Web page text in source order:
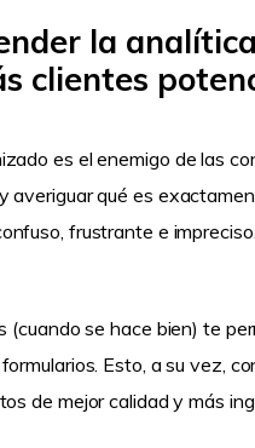
la
clientes
es el enemigo de las
averiguar qué es
frustrante e
(cuando se hace bien) te
Esto, a su vez,
de mejor calidad y más